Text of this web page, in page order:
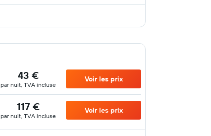
43 €
par nuit, TVA incluse
Voir les prix
117 €
par nuit, TVA incluse
Voir les prix